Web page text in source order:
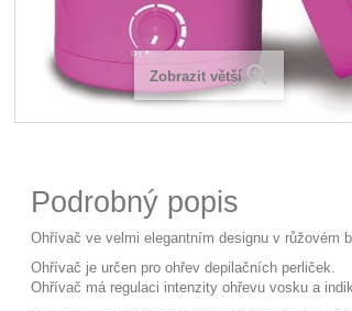
Zobrazit větší
Podrobný popis
Ohřívač ve velmi elegantním designu v růžovém
Ohřívač je určen pro ohřev depilačních perliček.
Ohřívač má regulaci intenzity ohřevu vosku a